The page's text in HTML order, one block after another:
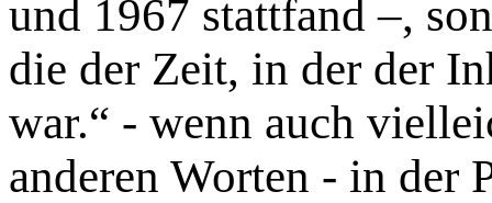
und 1967 stattfand –,
die der Zeit, in der der
war.“ - wenn auch
anderen Worten - in der